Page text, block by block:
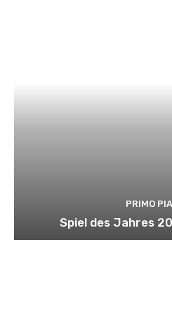
PRIMO
Spiel des Jahres